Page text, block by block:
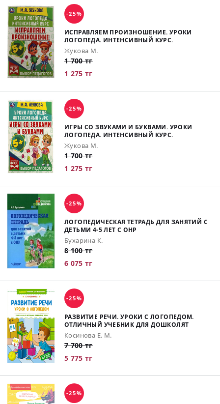
-25%
ИСПРАВЛЯЕМ ПРОИЗНОШЕНИЕ. УРОКИ
ЛОГОПЕДА. ИНТЕНСИВНЫЙ КУРС.
Жукова М.
1 700 тг
1 275 тг
-25%
ИГРЫ СО ЗВУКАМИ И БУКВАМИ. УРОКИ
ЛОГОПЕДА. ИНТЕНСИВНЫЙ КУРС.
Жукова М.
1 700 тг
1 275 тг
-25%
ЛОГОПЕДИЧЕСКАЯ ТЕТРАДЬ ДЛЯ ЗАНЯТИЙ С
ДЕТЬМИ 4-5 ЛЕТ С ОНР
Бухарина К.
8 100 тг
6 075 тг
-25%
РАЗВИТИЕ РЕЧИ. УРОКИ С ЛОГОПЕДОМ.
ОТЛИЧНЫЙ УЧЕБНИК ДЛЯ ДОШКОЛЯТ
Косинова Е. М.
7 700 тг
5 775 тг
-25%